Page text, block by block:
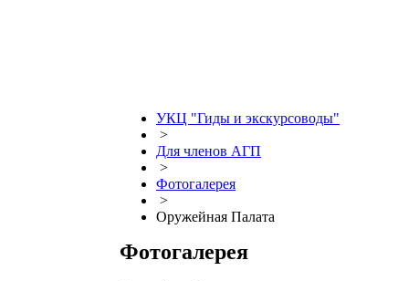
УКЦ "Гиды и экскурсоводы"
>
Для членов АГП
>
Фотогалерея
>
Оружейная Палата
Фотогалерея